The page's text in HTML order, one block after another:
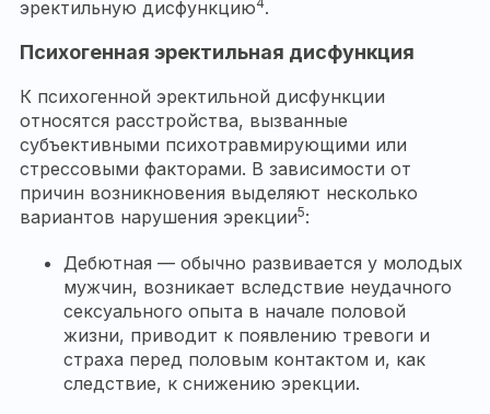
эректильную дисфункцию .
Психогенная эректильная дисфункция
К психогенной эректильной дисфункции
относятся расстройства, вызванные
субъективными психотравмирующими или
стрессовыми факторами. В зависимости от
причин возникновения выделяют несколько
вариантов нарушения эрекции5:
Дебютная — обычно развивается у молодых
мужчин, возникает вследствие неудачного
сексуального опыта в начале половой
жизни, приводит к появлению тревоги и
страха перед половым контактом и, как
следствие, к снижению эрекции.